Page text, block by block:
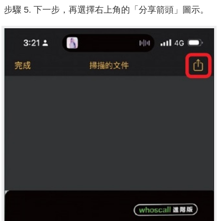
步驟 5. 下一步，再選擇右上角的「分享箭頭」圖示。